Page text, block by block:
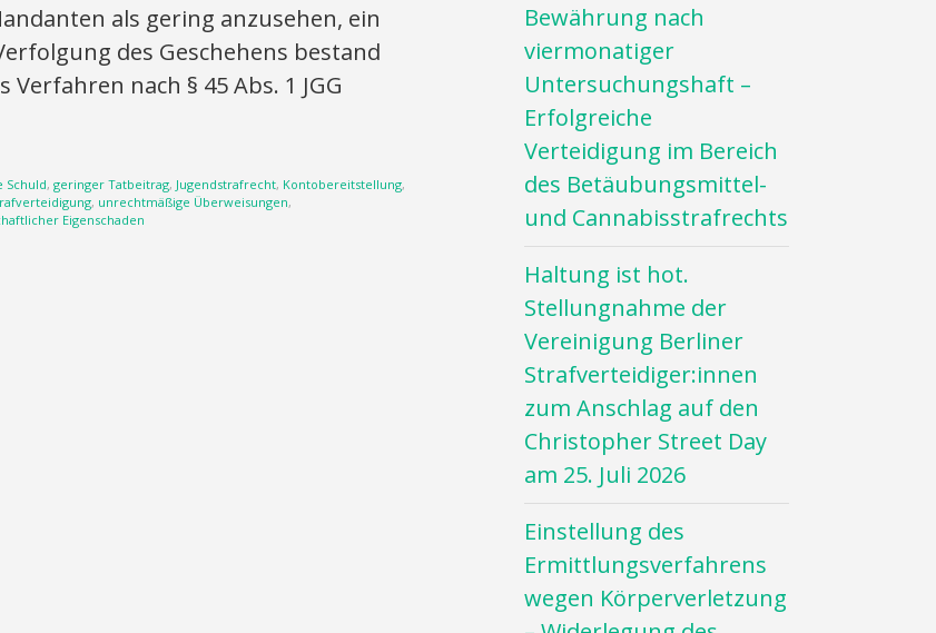
als gering anzusehen, ein
des Geschehens bestand
nach § 45 Abs. 1 JGG
Schuld, geringer Tatbeitrag, Jugendstrafrecht, Kontobereitstellung,
, unrechtmäßige Überweisungen,
Eigenschaden
Bewährung nach
viermonatiger
Untersuchungshaft –
Erfolgreiche
Verteidigung im Bereich
des Betäubungsmittel-
und Cannabisstrafrechts
Haltung ist hot.
Stellungnahme der
Vereinigung Berliner
Strafverteidiger:innen
zum Anschlag auf den
Christopher Street Day
am 25. Juli 2026
Einstellung des
Ermittlungsverfahrens
wegen Körperverletzung